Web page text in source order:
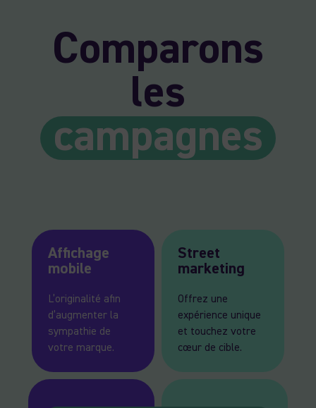
Comparons
les
campagnes
Affichage
mobile
L’originalité afin
d’augmenter la
sympathie de
votre marque.
Street
marketing
Offrez une
expérience unique
et touchez votre
cœur de cible.